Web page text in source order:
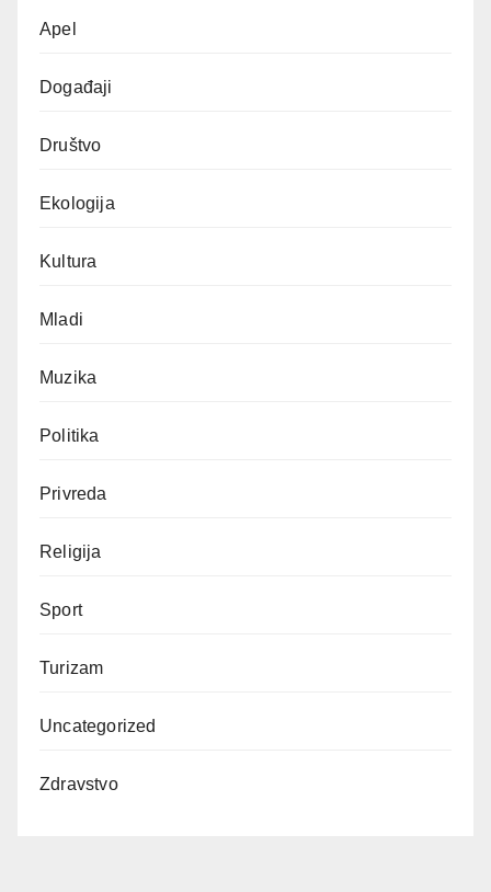
Apel
Događaji
Društvo
Ekologija
Kultura
Mladi
Muzika
Politika
Privreda
Religija
Sport
Turizam
Uncategorized
Zdravstvo